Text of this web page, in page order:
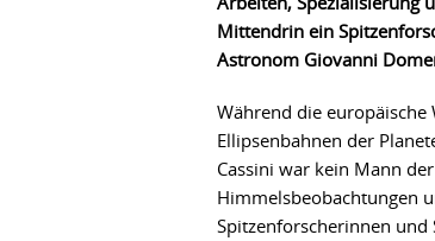
Mittendrin ein
Astronom Giovanni
Während die
Ellipsenbahnen der
Cassini war kein Mann
Himmelsbeobachtungen
Spitzenforscherinnen und